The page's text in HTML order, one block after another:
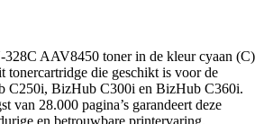
AAV8450 toner in de kleur cyaan (C)
tonercartridge die geschikt is voor de
C250i, BizHub C300i en BizHub C360i.
van 28.000 pagina’s garandeert deze
en betrouwbare printervaring.